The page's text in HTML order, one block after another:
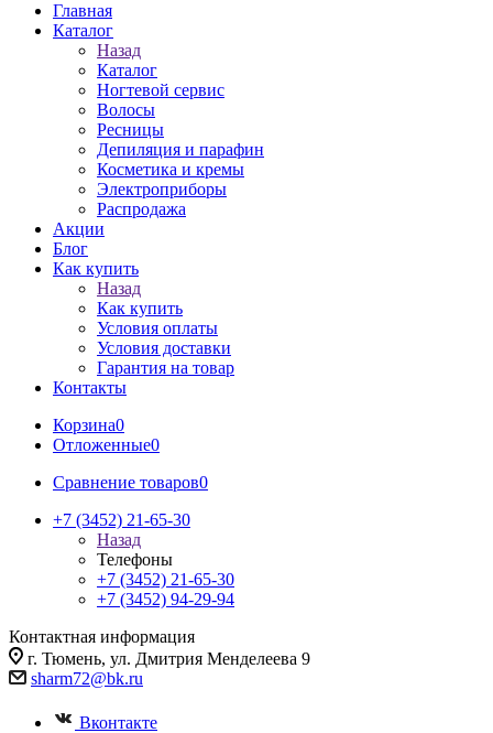
Главная
Каталог
Назад
Каталог
Ногтевой сервис
Волосы
Ресницы
Депиляция и парафин
Косметика и кремы
Электроприборы
Распродажа
Акции
Блог
Как купить
Назад
Как купить
Условия оплаты
Условия доставки
Гарантия на товар
Контакты
Корзина0
Отложенные0
Сравнение товаров0
+7 (3452) 21-65-30
Назад
Телефоны
+7 (3452) 21-65-30
+7 (3452) 94-29-94
Контактная информация
г. Тюмень, ул. Дмитрия Менделеева 9
sharm72@bk.ru
Вконтакте